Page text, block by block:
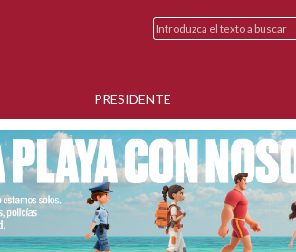
PRESIDENTE